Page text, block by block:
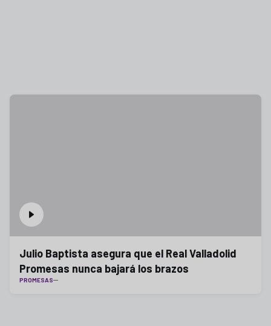
Julio Baptista asegura que el Real Valladolid
Promesas nunca bajará los brazos
PROMESAS